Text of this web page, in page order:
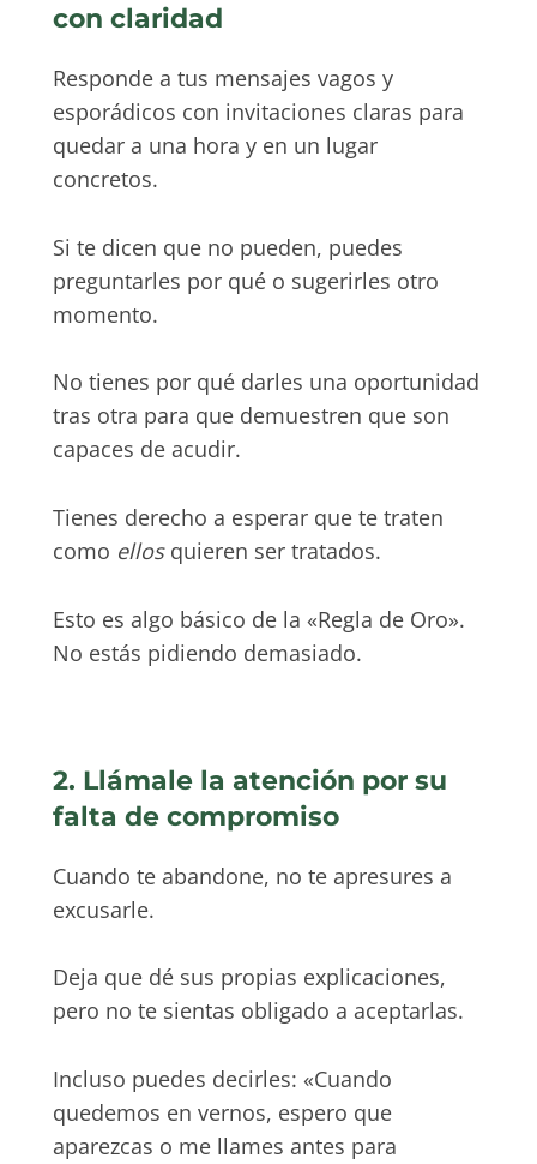
con claridad
Responde a tus mensajes vagos y
esporádicos con invitaciones claras para
quedar a una hora y en un lugar
concretos.
Si te dicen que no pueden, puedes
preguntarles por qué o sugerirles otro
momento.
No tienes por qué darles una oportunidad
tras otra para que demuestren que son
capaces de acudir.
Tienes derecho a esperar que te traten
como ellosquieren ser tratados.
Esto es algo básico de la «Regla de Oro».
No estás pidiendo demasiado.
2. Llámale la atención por su
falta de compromiso
Cuando te abandone, no te apresures a
excusarle.
Deja que dé sus propias explicaciones,
pero no te sientas obligado a aceptarlas.
Incluso puedes decirles: «Cuando
quedemos en vernos, espero que
aparezcas o me llames antes para